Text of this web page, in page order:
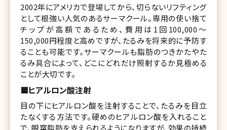
2002年にアメリカで登場してから、切らないリフティング
として根強い人気のあるサーマクール。専用の使い捨て
チップが高額であるため、費用は1回100,000～
150,000円程度と高めですが、たるみを将来的に予防す
ることも可能です。サーマクールも脂肪のつきかたやた
るみ具合によって、どこにどれだけ照射するか見極める
ことが大切です。
■ヒアルロン酸注射
目の下にヒアルロン酸を注射することで、たるみを目立
たなくする方法です。硬めのヒアルロン酸を入れること
で、眼窩脂肪を支えられるようになりますが、効果の持続